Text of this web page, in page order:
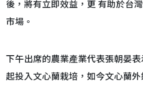
後，將有立即效益，更 有助於台
市場。
下午出席的農業產業代表張朝晏
起投入文心蘭栽培，如今文心蘭